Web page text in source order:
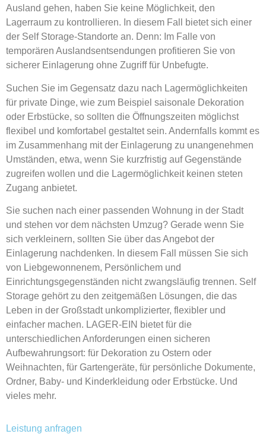
Ausland gehen, haben Sie keine Möglichkeit, den
Lagerraum zu kontrollieren. In diesem Fall bietet sich einer
der Self Storage-Standorte an. Denn: Im Falle von
temporären Auslandsentsendungen profitieren Sie von
sicherer Einlagerung ohne Zugriff für Unbefugte.
Suchen Sie im Gegensatz dazu nach Lagermöglichkeiten
für private Dinge, wie zum Beispiel saisonale Dekoration
oder Erbstücke, so sollten die Öffnungszeiten möglichst
flexibel und komfortabel gestaltet sein. Andernfalls kommt es
im Zusammenhang mit der Einlagerung zu unangenehmen
Umständen, etwa, wenn Sie kurzfristig auf Gegenstände
zugreifen wollen und die Lagermöglichkeit keinen steten
Zugang anbietet.
Sie suchen nach einer passenden Wohnung in der Stadt
und stehen vor dem nächsten Umzug? Gerade wenn Sie
sich verkleinern, sollten Sie über das Angebot der
Einlagerung nachdenken. In diesem Fall müssen Sie sich
von Liebgewonnenem, Persönlichem und
Einrichtungsgegenständen nicht zwangsläufig trennen. Self
Storage gehört zu den zeitgemäßen Lösungen, die das
Leben in der Großstadt unkomplizierter, flexibler und
einfacher machen. LAGER-EIN bietet für die
unterschiedlichen Anforderungen einen sicheren
Aufbewahrungsort: für Dekoration zu Ostern oder
Weihnachten, für Gartengeräte, für persönliche Dokumente,
Ordner, Baby- und Kinderkleidung oder Erbstücke. Und
vieles mehr.
Leistung anfragen